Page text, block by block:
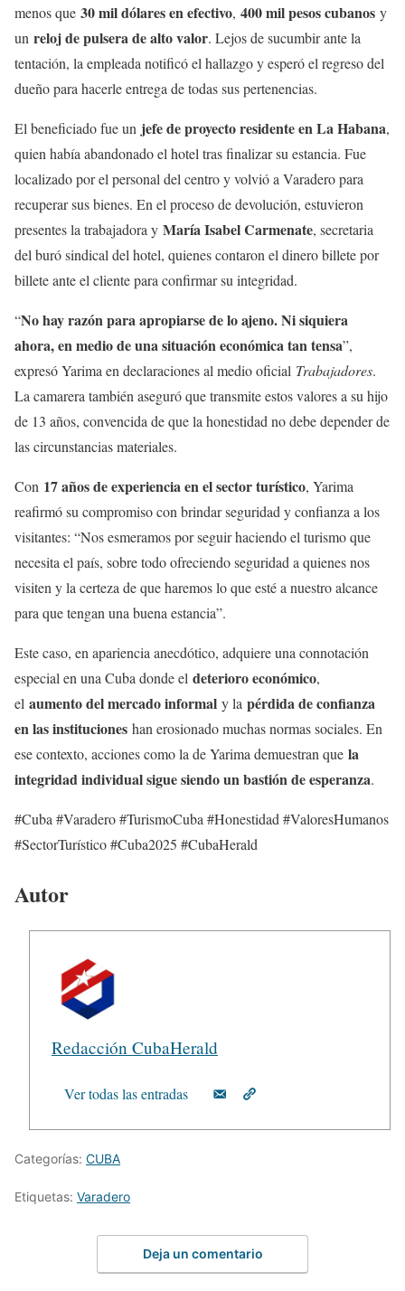
menos que 30 mil dólares en efectivo, 400 mil pesos cubanos y
un reloj de pulsera de alto valor. Lejos de sucumbir ante la
tentación, la empleada notificó el hallazgo y esperó el regreso del
dueño para hacerle entrega de todas sus pertenencias.
El beneficiado fue un jefe de proyecto residente en La Habana,
quien había abandonado el hotel tras finalizar su estancia. Fue
localizado por el personal del centro y volvió a Varadero para
recuperar sus bienes. En el proceso de devolución, estuvieron
presentes la trabajadora y María Isabel Carmenate, secretaria
del buró sindical del hotel, quienes contaron el dinero billete por
billete ante el cliente para confirmar su integridad.
“No hay razón para apropiarse de lo ajeno. Ni siquiera
ahora, en medio de una situación económica tan tensa”,
expresó Yarima en declaraciones al medio oficial Trabajadores.
La camarera también aseguró que transmite estos valores a su hijo
de 13 años, convencida de que la honestidad no debe depender de
las circunstancias materiales.
Con 17 años de experiencia en el sector turístico, Yarima
reafirmó su compromiso con brindar seguridad y confianza a los
visitantes: “Nos esmeramos por seguir haciendo el turismo que
necesita el país, sobre todo ofreciendo seguridad a quienes nos
visiten y la certeza de que haremos lo que esté a nuestro alcance
para que tengan una buena estancia”.
Este caso, en apariencia anecdótico, adquiere una connotación
especial en una Cuba donde el deterioro económico,
el aumento del mercado informal y la pérdida de confianza
en las instituciones han erosionado muchas normas sociales. En
ese contexto, acciones como la de Yarima demuestran que la
integridad individual sigue siendo un bastión de esperanza.
#Cuba #Varadero #TurismoCuba #Honestidad #ValoresHumanos
#SectorTurístico #Cuba2025 #CubaHerald
Autor
Redacción CubaHerald
Ver todas las entradas
Categorías: CUBA
Etiquetas: Varadero
Deja un comentario